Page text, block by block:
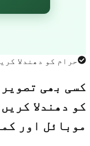
کو دھندلا کریں ·
بھی تصویر
دھندلا کریں —
اور